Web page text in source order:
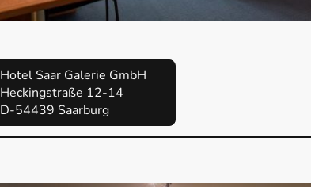
Hotel Saar Galerie GmbH
Heckingstraße 12-14
D-54439 Saarburg